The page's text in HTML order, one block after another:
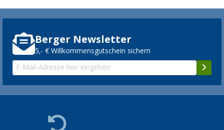
Berger Newsletter
5,- € Willkommensgutschein sichern